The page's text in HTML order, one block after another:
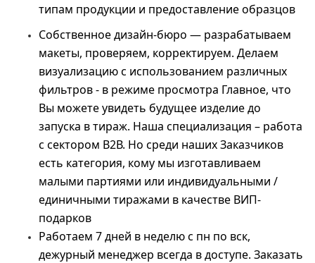
типам продукции и предоставление образцов
Собственное дизайн-бюро — разрабатываем
макеты, проверяем, корректируем. Делаем
визуализацию с использованием различных
фильтров - в режиме просмотра Главное, что
Вы можете увидеть будущее изделие до
запуска в тираж. Наша специализация – работа
с сектором В2В. Но среди наших Заказчиков
есть категория, кому мы изготавливаем
малыми партиями или индивидуальными /
единичными тиражами в качестве ВИП-
подарков
Работаем 7 дней в неделю с пн по вск,
дежурный менеджер всегда в доступе. Заказать